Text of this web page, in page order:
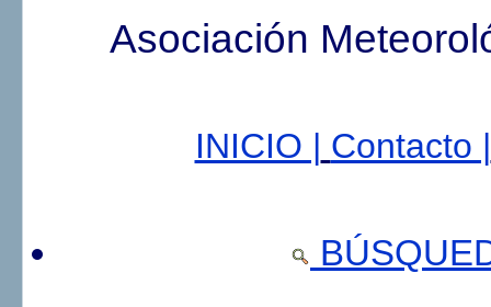
Asociación
INICIO | Contacto |